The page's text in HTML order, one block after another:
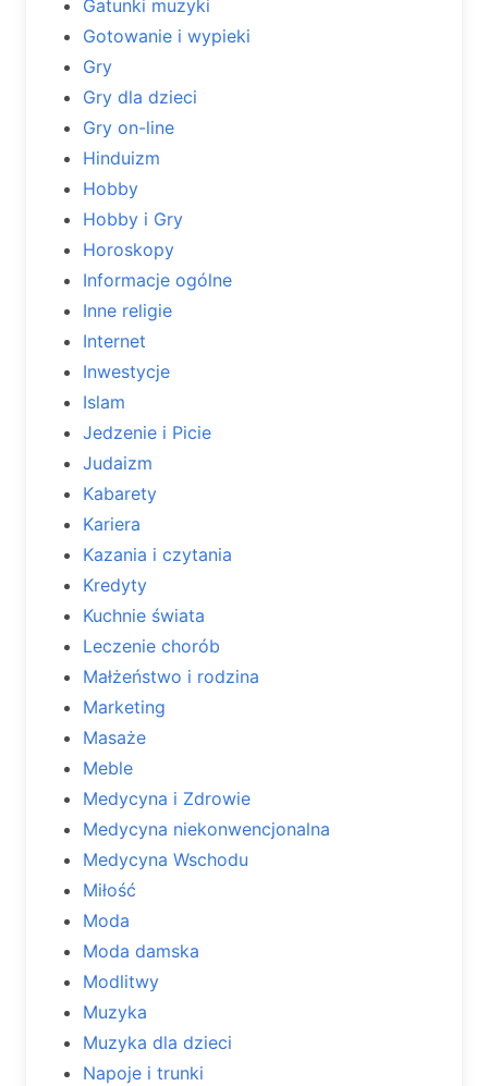
Gatunki muzyki
Gotowanie i wypieki
Gry
Gry dla dzieci
Gry on-line
Hinduizm
Hobby
Hobby i Gry
Horoskopy
Informacje ogólne
Inne religie
Internet
Inwestycje
Islam
Jedzenie i Picie
Judaizm
Kabarety
Kariera
Kazania i czytania
Kredyty
Kuchnie świata
Leczenie chorób
Małżeństwo i rodzina
Marketing
Masaże
Meble
Medycyna i Zdrowie
Medycyna niekonwencjonalna
Medycyna Wschodu
Miłość
Moda
Moda damska
Modlitwy
Muzyka
Muzyka dla dzieci
Napoje i trunki